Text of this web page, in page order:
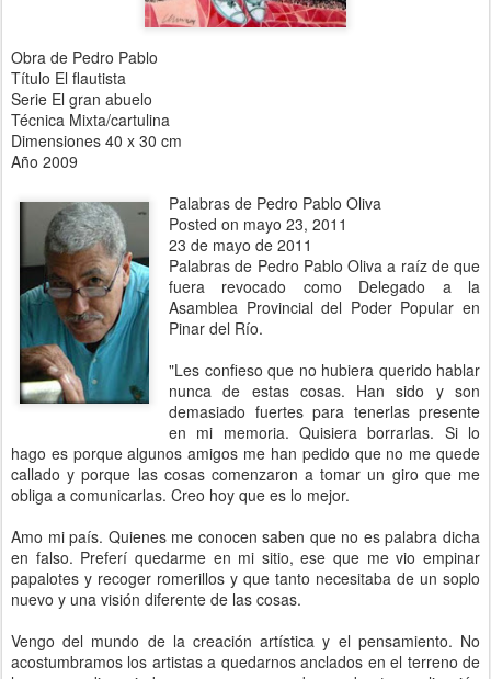
Obra de Pedro Pablo
Título El flautista
Serie El gran abuelo
Técnica Mixta/cartulina
Dimensiones 40 x 30 cm
Año 2009
Palabras de Pedro Pablo Oliva
Posted on mayo 23, 2011
23 de mayo de 2011
Palabras de Pedro Pablo Oliva a raíz de que
fuera revocado como Delegado a la
Asamblea Provincial del Poder Popular en
Pinar del Río.
"Les confieso que no hubiera querido hablar
nunca de estas cosas. Han sido y son
demasiado fuertes para tenerlas presente
en mi memoria. Quisiera borrarlas. Si lo
hago es porque algunos amigos me han pedido que no me quede
callado y porque las cosas comenzaron a tomar un giro que me
obliga a comunicarlas. Creo hoy que es lo mejor.
Amo mi país. Quienes me conocen saben que no es palabra dicha
en falso. Preferí quedarme en mi sitio, ese que me vio empinar
papalotes y recoger romerillos y que tanto necesitaba de un soplo
nuevo y una visión diferente de las cosas.
Vengo del mundo de la creación artística y el pensamiento. No
acostumbramos los artistas a quedarnos anclados en el terreno de